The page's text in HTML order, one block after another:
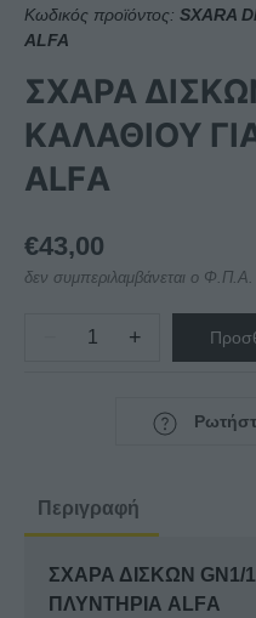
Κωδικός προϊόντος: SXARA
ALFA
ΣΧΑΡΑ
ΚΑΛΑΘΙΟΥ
ALFΑ
€43,00
δεν συμπεριλαμβάνεται ο
ΠΛΥΝΤΗΡΙΑ
ALFΑ
+
Περιγραφή
ΣΧΑΡΑ ΔΙΣΚΩΝ GN1/
ΠΛΥΝΤΗΡΙΑ ALFΑ